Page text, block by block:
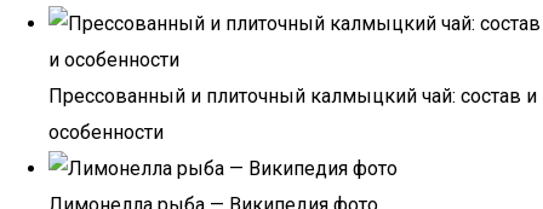
Прессованный и плиточный калмыцкий чай: состав и
особенности